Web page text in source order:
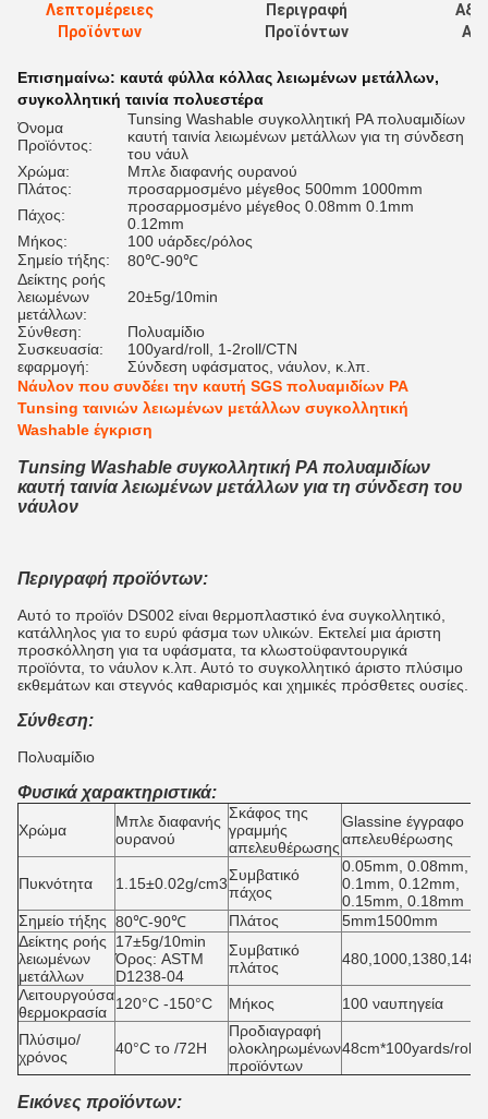
Λεπτομέρειες
Προϊόντων
Περιγραφή
Προϊόντων
Επισημαίνω: καυτά φύλλα κόλλας λειωμένων μετάλλων,
συγκολλητική ταινία πολυεστέρα
Όνομα
Προϊόντος:
Tunsing Washable συγκολλητική PA πολυαμιδίων
καυτή ταινία λειωμένων μετάλλων για τη σύνδεση
του νάυλ
Χρώμα:
Μπλε διαφανής ουρανού
Πλάτος:
προσαρμοσμένο μέγεθος 500mm 1000mm
Πάχος:
προσαρμοσμένο μέγεθος 0.08mm 0.1mm
0.12mm
Μήκος:
100 υάρδες/ρόλος
Σημείο τήξης:
80℃-90℃
Δείκτης ροής
λειωμένων
μετάλλων:
20±5g/10min
Σύνθεση:
Πολυαμίδιο
Συσκευασία:
100yard/roll, 1-2roll/CTN
εφαρμογή:
Σύνδεση υφάσματος, νάυλον, κ.λπ.
Νάυλον που συνδέει την καυτή SGS πολυαμιδίων PA
Tunsing ταινιών λειωμένων μετάλλων συγκολλητική
Washable έγκριση
Tunsing Washable συγκολλητική PA πολυαμιδίων
καυτή ταινία λειωμένων μετάλλων για τη σύνδεση του
νάυλον
Περιγραφή προϊόντων:
Αυτό το προϊόν DS002 είναι θερμοπλαστικό ένα συγκολλητικό,
κατάλληλος για το ευρύ φάσμα των υλικών. Εκτελεί μια άριστη
προσκόλληση για τα υφάσματα, τα κλωστοϋφαντουργικά
προϊόντα, το νάυλον κ.λπ. Αυτό το συγκολλητικό άριστο πλύσιμο
εκθεμάτων και στεγνός καθαρισμός και χημικές πρόσθετες ουσίες.
Σύνθεση:
Πολυαμίδιο
Φυσικά χαρακτηριστικά:
Χρώμα
Μπλε διαφανής
ουρανού
Σκάφος της
γραμμής
απελευθέρωσης
Glassine έγγραφο
απελευθέρωσης
Πυκνότητα 1.15±0.02g/cm3Συμβατικό
πάχος
0.05mm, 0.08mm,
0.1mm, 0.12mm,
0.15mm, 0.18mm
Σημείο τήξης 80℃-90℃ Πλάτος
5mm1500mm
Δείκτης ροής
λειωμένων
μετάλλων
17±5g/10min
Όρος: ASTM
D1238-04
Συμβατικό
πλάτος
Λειτουργούσα
θερμοκρασία 120°C -150°C Μήκος 100 ναυπηγεία
Πλύσιμο/
χρόνος
40°C το /72H
Προδιαγραφή
ολοκληρωμένων
προϊόντων
48cm*100yards/roll
Εικόνες προϊόντων: